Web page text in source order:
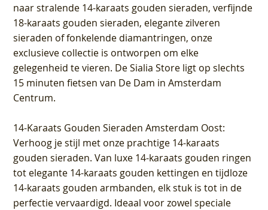
naar stralende 14-karaats gouden sieraden, verfijnde
18-karaats gouden sieraden, elegante zilveren
sieraden of fonkelende diamantringen, onze
exclusieve collectie is ontworpen om elke
gelegenheid te vieren. De Sialia Store ligt op slechts
15 minuten fietsen van De Dam in Amsterdam
Centrum.
14-Karaats Gouden Sieraden Amsterdam Oost:
Verhoog je stijl met onze prachtige 14-karaats
gouden sieraden. Van luxe 14-karaats gouden ringen
tot elegante 14-karaats gouden kettingen en tijdloze
14-karaats gouden armbanden, elk stuk is tot in de
perfectie vervaardigd. Ideaal voor zowel speciale